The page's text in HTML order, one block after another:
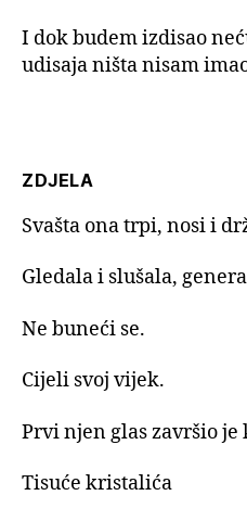
I dok budem izdisao
udisaja ništa nisam
ZDJELA
Svašta ona trpi, nosi i
Gledala i slušala,
Ne buneći se.
Cijeli svoj vijek.
Prvi njen glas završio je
Tisuće kristalića